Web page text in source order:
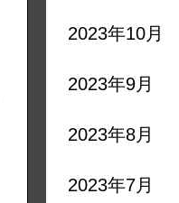
2023年10月
2023年9月
2023年8月
2023年7月